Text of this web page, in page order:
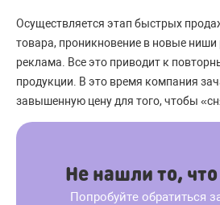
Осуществляется этап быстрых
товара, проникновение в новые
реклама. Все это приводит к
продукции. В это время компания
завышенную цену для того, чтобы
Не нашли то,
Попробуйте обратиться